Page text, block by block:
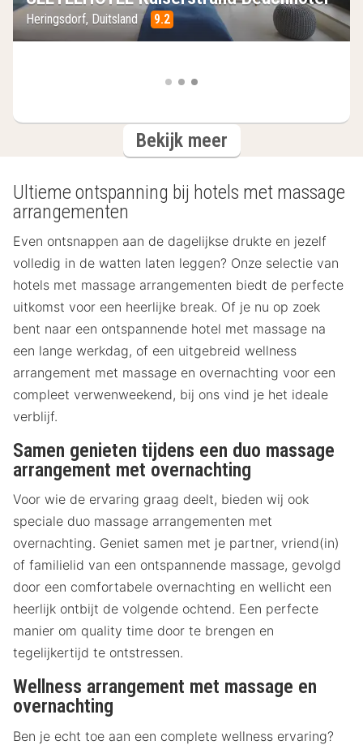
Heringsdorf, Duitsland 9.2
Bekijk meerhotels
Ultieme ontspanning bij hotels met massage
arrangementen
Even ontsnappen aan de dagelijkse drukte en jezelf
volledig in de watten laten leggen? Onze selectie van
hotels met massage arrangementen biedt de perfecte
uitkomst voor een heerlijke break. Of je nu op zoek
bent naar een ontspannende hotel met massage na
een lange werkdag, of een uitgebreid wellness
arrangement met massage en overnachting voor een
compleet verwenweekend, bij ons vind je het ideale
verblijf.
Samen genieten tijdens een duo massage
arrangement met overnachting
Voor wie de ervaring graag deelt, bieden wij ook
speciale duo massage arrangementen met
overnachting. Geniet samen met je partner, vriend(in)
of familielid van een ontspannende massage, gevolgd
door een comfortabele overnachting en wellicht een
heerlijk ontbijt de volgende ochtend. Een perfecte
manier om quality time door te brengen en
tegelijkertijd te ontstressen.
Wellness arrangement met massage en
overnachting
Ben je echt toe aan een complete wellness ervaring?